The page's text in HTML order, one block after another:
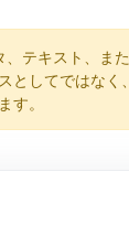
、テキスト、ま
としてではなく
す。